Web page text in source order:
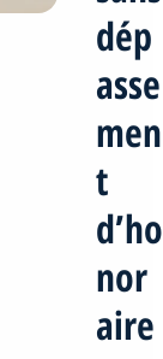
dép
asse
men
t
d’ho
nor
aire